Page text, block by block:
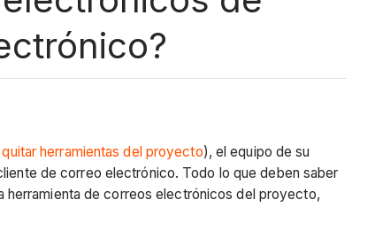
herramientas del proyecto), el equipo de su
de correo electrónico. Todo lo que deben saber
de correos electrónicos del proyecto,